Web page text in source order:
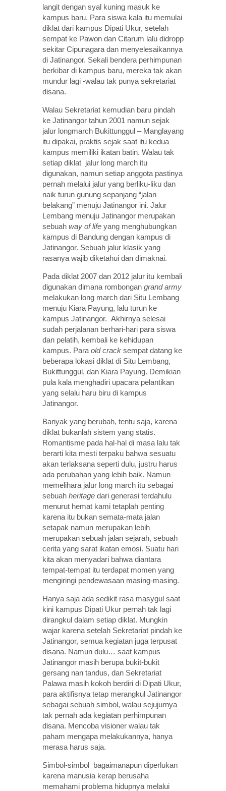
langit dengan syal kuning masuk ke
kampus baru. Para siswa kala itu memulai
diklat dari kampus Dipati Ukur, setelah
sempat ke Pawon dan Citarum lalu didropp
sekitar Cipunagara dan menyelesaikannya
di Jatinangor. Sekali bendera perhimpunan
berkibar di kampus baru, mereka tak akan
mundur lagi -walau tak punya sekretariat
disana.
Walau Sekretariat kemudian baru pindah
ke Jatinangor tahun 2001 namun sejak
jalur longmarch Bukittunggul – Manglayang
itu dipakai, praktis sejak saat itu kedua
kampus memiliki ikatan batin. Walau tak
setiap diklat jalur long march itu
digunakan, namun setiap anggota pastinya
pernah melalui jalur yang berliku-liku dan
naik turun gunung sepanjang “jalan
belakang” menuju Jatinangor ini. Jalur
Lembang menuju Jatinangor merupakan
sebuah way of life yang menghubungkan
kampus di Bandung dengan kampus di
Jatinangor. Sebuah jalur klasik yang
rasanya wajib diketahui dan dimaknai.
Pada diklat 2007 dan 2012 jalur itu kembali
digunakan dimana rombongan grand army
melakukan long march dari Situ Lembang
menuju Kiara Payung, lalu turun ke
kampus Jatinangor. Akhirnya selesai
sudah perjalanan berhari-hari para siswa
dan pelatih, kembali ke kehidupan
kampus. Para old crack sempat datang ke
beberapa lokasi diklat di Situ Lembang,
Bukittunggul, dan Kiara Payung. Demikian
pula kala menghadiri upacara pelantikan
yang selalu haru biru di kampus
Jatinangor.
Banyak yang berubah, tentu saja, karena
diklat bukanlah sistem yang statis.
Romantisme pada hal-hal di masa lalu tak
berarti kita mesti terpaku bahwa sesuatu
akan terlaksana seperti dulu, justru harus
ada perubahan yang lebih baik. Namun
memelihara jalur long march itu sebagai
sebuah heritage dari generasi terdahulu
menurut hemat kami tetaplah penting
karena itu bukan semata-mata jalan
setapak namun merupakan lebih
merupakan sebuah jalan sejarah, sebuah
cerita yang sarat ikatan emosi. Suatu hari
kita akan menyadari bahwa diantara
tempat-tempat itu terdapat momen yang
mengiringi pendewasaan masing-masing.
Hanya saja ada sedikit rasa masygul saat
kini kampus Dipati Ukur pernah tak lagi
dirangkul dalam setiap diklat. Mungkin
wajar karena setelah Sekretariat pindah ke
Jatinangor, semua kegiatan juga terpusat
disana. Namun dulu… saat kampus
Jatinangor masih berupa bukit-bukit
gersang nan tandus, dan Sekretariat
Palawa masih kokoh berdiri di Dipati Ukur,
para aktifisnya tetap merangkul Jatinangor
sebagai sebuah simbol, walau sejujurnya
tak pernah ada kegiatan perhimpunan
disana. Mencoba visioner walau tak
paham mengapa melakukannya, hanya
merasa harus saja.
Simbol-simbol bagaimanapun diperlukan
karena manusia kerap berusaha
memahami problema hidupnya melalui